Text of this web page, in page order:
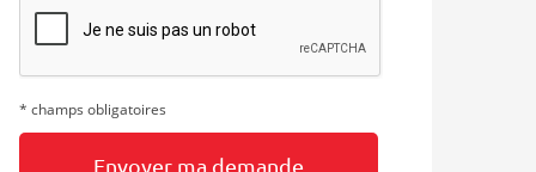
* champs obligatoires